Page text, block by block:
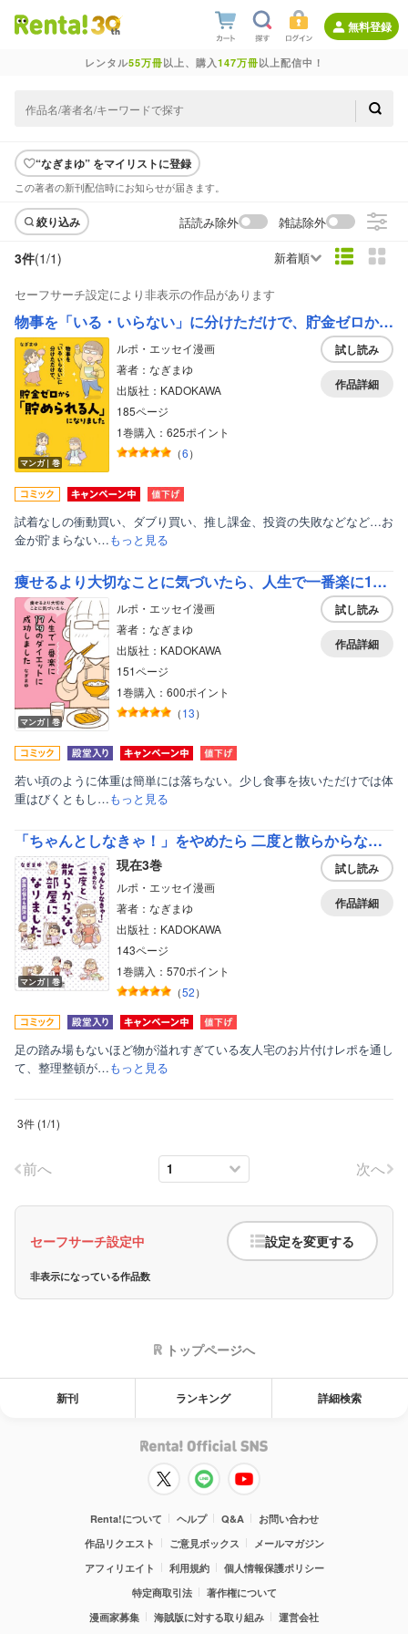
無料登録
レンタル55万冊以上、購入147万冊以上配信中！
“なぎまゆ” をマイリストに登録
この著者の新刊配信時にお知らせが届きます。
絞り込み 話読み除外 雑誌除外
3件(1/1) 新着順
セーフサーチ設定により非表示の作品があります
物事を「いる・いらない」に分けただけで、貯金ゼロから「貯められる人」になりました
マンガ｜巻
ルポ・エッセイ漫画
著者：なぎまゆ
出版社：KADOKAWA
185ページ
1巻購入：625ポイント
（6）
試し読み
作品詳細
試着なしの衝動買い、ダブり買い、推し課金、投資の失敗などなど…お
金が貯まらない…もっと見る
痩せるより大切なことに気づいたら、人生で一番楽に17kgのダイエットに成功しました
マンガ｜巻
ルポ・エッセイ漫画
著者：なぎまゆ
出版社：KADOKAWA
151ページ
1巻購入：600ポイント
（13）
試し読み
作品詳細
若い頃のように体重は簡単には落ちない。少し食事を抜いただけでは体
重はびくともし…もっと見る
「ちゃんとしなきゃ！」をやめたら 二度と散らからない部屋になりました
マンガ｜巻
現在3巻
ルポ・エッセイ漫画
著者：なぎまゆ
出版社：KADOKAWA
143ページ
1巻購入：570ポイント
（52）
試し読み
作品詳細
足の踏み場もないほど物が溢れすぎている友人宅のお片付けレポを通し
て、整理整頓が…もっと見る
3件 (1/1)
前へ 次へ
セーフサーチ設定中 設定を変更する
非表示になっている作品数
ボーイズラブ
ティーンズラブ
美女・美少女
女性写真集
トップページへ
新刊 ランキング 詳細検索
Renta!について ヘルプ Q&A
お問い合わせ
作品リクエスト
ご意見ボックス
メールマガジン
アフィリエイト
利用規約
個人情報保護ポリシー
特定商取引法
著作権について
漫画家募集
海賊版に対する取り組み 運営会社